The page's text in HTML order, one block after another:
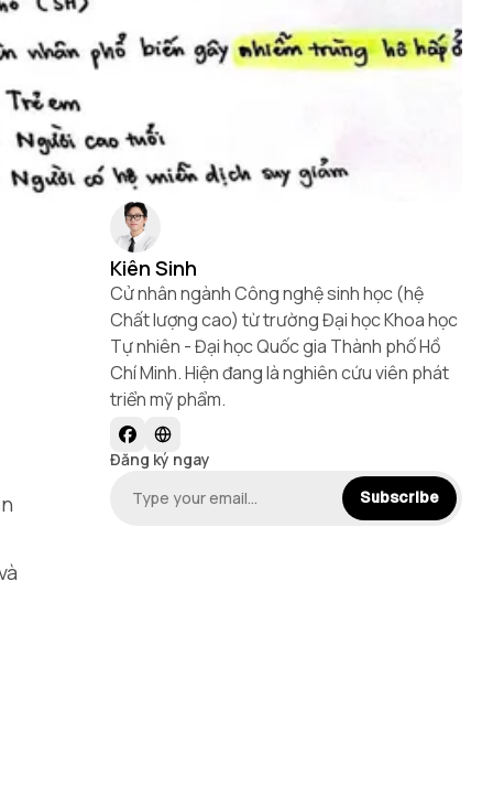
Kiên Sinh
Cử nhân ngành Công nghệ sinh học (hệ
Chất lượng cao) từ trường Đại học Khoa học
Tự nhiên - Đại học Quốc gia Thành phố Hồ
Chí Minh. Hiện đang là nghiên cứu viên phát
triển mỹ phẩm.
Đăng ký ngay
Subscribe